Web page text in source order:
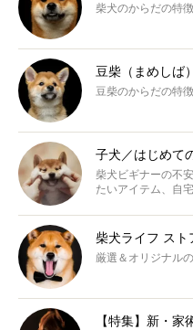
柴犬のからだの特
豆柴（まめしば
豆柴のからだの特
子犬／はじめて
柴犬ビギナーの不
たいアイテム、自
柴犬ライフ スト
厳選＆オリジナル
【特集】新・